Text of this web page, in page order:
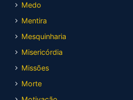
Medo
Mentira
Mesquinharia
Misericórdia
Missões
Morte